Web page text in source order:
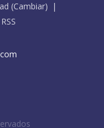
(Cambiar)
RSS